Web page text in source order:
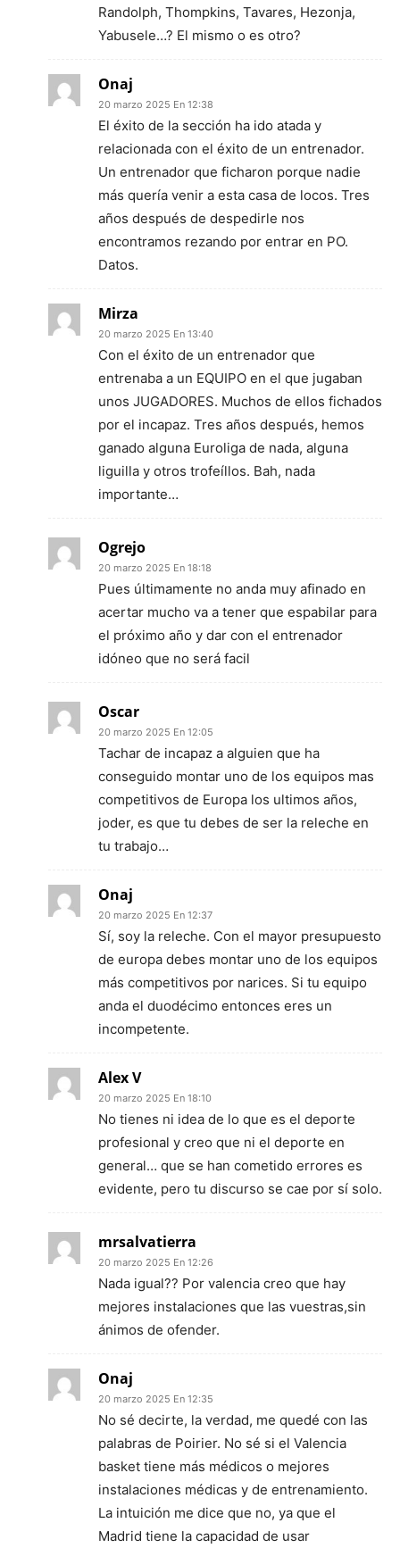
Randolph, Thompkins, Tavares, Hezonja,
Yabusele…? El mismo o es otro?
Onaj
20 marzo 2025 En 12:38
El éxito de la sección ha ido atada y
relacionada con el éxito de un entrenador.
Un entrenador que ficharon porque nadie
más quería venir a esta casa de locos. Tres
años después de despedirle nos
encontramos rezando por entrar en PO.
Datos.
Mirza
20 marzo 2025 En 13:40
Con el éxito de un entrenador que
entrenaba a un EQUIPO en el que jugaban
unos JUGADORES. Muchos de ellos fichados
por el incapaz. Tres años después, hemos
ganado alguna Euroliga de nada, alguna
liguilla y otros trofeíllos. Bah, nada
importante…
Ogrejo
20 marzo 2025 En 18:18
Pues últimamente no anda muy afinado en
acertar mucho va a tener que espabilar para
el próximo año y dar con el entrenador
idóneo que no será facil
Oscar
20 marzo 2025 En 12:05
Tachar de incapaz a alguien que ha
conseguido montar uno de los equipos mas
competitivos de Europa los ultimos años,
joder, es que tu debes de ser la releche en
tu trabajo…
Onaj
20 marzo 2025 En 12:37
Sí, soy la releche. Con el mayor presupuesto
de europa debes montar uno de los equipos
más competitivos por narices. Si tu equipo
anda el duodécimo entonces eres un
incompetente.
Alex V
20 marzo 2025 En 18:10
No tienes ni idea de lo que es el deporte
profesional y creo que ni el deporte en
general… que se han cometido errores es
evidente, pero tu discurso se cae por sí solo.
mrsalvatierra
20 marzo 2025 En 12:26
Nada igual?? Por valencia creo que hay
mejores instalaciones que las vuestras,sin
ánimos de ofender.
Onaj
20 marzo 2025 En 12:35
No sé decirte, la verdad, me quedé con las
palabras de Poirier. No sé si el Valencia
basket tiene más médicos o mejores
instalaciones médicas y de entrenamiento.
La intuición me dice que no, ya que el
Madrid tiene la capacidad de usar